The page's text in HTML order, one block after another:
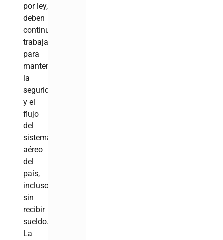
por ley,
deben
continuar
trabajando
para
mantener
la
seguridad
y el
flujo
del
sistema
aéreo
del
país,
incluso
sin
recibir
sueldo.
La